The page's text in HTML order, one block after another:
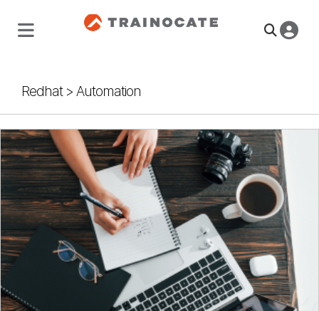
Redhat> Automation